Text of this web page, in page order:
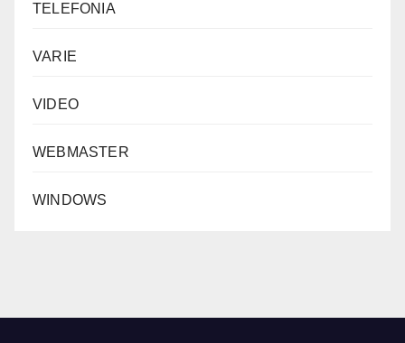
TELEFONIA
VARIE
VIDEO
WEBMASTER
WINDOWS